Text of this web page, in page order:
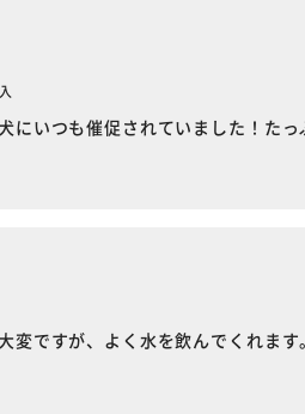
にいつも催促されていました！た
変ですが、よく水を飲んでくれます